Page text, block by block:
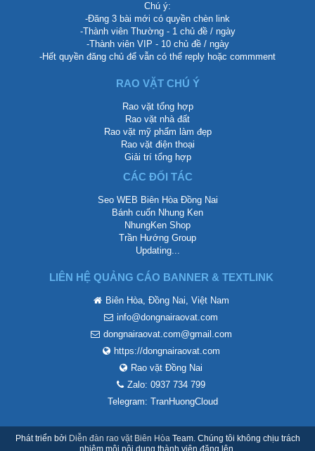
Chú ý:
-Đăng 3 bài mới có quyền chèn link
-Thành viên Thường - 1 chủ đề / ngày
-Thành viên VIP - 10 chủ đề / ngày
-Hết quyền đăng chủ để vẫn có thể reply hoặc commment
RAO VẶT CHÚ Ý
Rao vặt tổng hợp
Rao vặt nhà đất
Rao vặt mỹ phẩm làm đẹp
Rao vặt điện thoại
Giải trí tổng hợp
CÁC ĐỐI TÁC
Seo WEB Biên Hòa Đồng Nai
Bánh cuốn Nhung Ken
NhungKen Shop
Trần Hướng Group
Updating...
LIÊN HỆ QUẢNG CÁO BANNER & TEXTLINK
Biên Hòa, Đồng Nai, Việt Nam
info@dongnairaovat.com
dongnairaovat.com@gmail.com
https://dongnairaovat.com
Rao vặt Đồng Nai
Zalo: 0937 734 799
Telegram: TranHuongCloud
Phát triển bởi Diễn đàn rao vặt Biên HòaTeam. Chúng tôi không chịu trách